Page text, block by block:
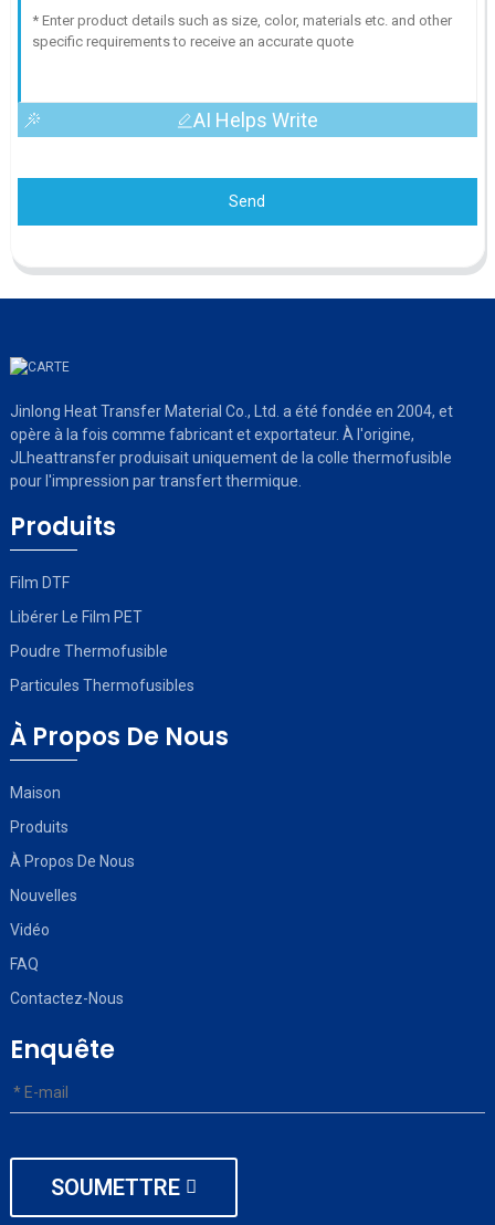
AI Helps Write
Send
Jinlong Heat Transfer Material Co., Ltd. a été fondée en 2004, et
opère à la fois comme fabricant et exportateur. À l'origine,
JLheattransfer produisait uniquement de la colle thermofusible
pour l'impression par transfert thermique.
Produits
Film DTF
Libérer Le Film PET
Poudre Thermofusible
Particules Thermofusibles
À Propos De Nous
Maison
Produits
À Propos De Nous
Nouvelles
Vidéo
FAQ
Contactez-Nous
Enquête
SOUMETTRE